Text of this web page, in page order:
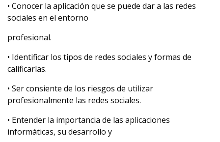
• Conocer la aplicación que se puede dar a las redes
sociales en el entorno
profesional.
• Identificar los tipos de redes sociales y formas de
calificarlas.
• Ser consiente de los riesgos de utilizar
profesionalmente las redes sociales.
• Entender la importancia de las aplicaciones
informáticas, su desarrollo y